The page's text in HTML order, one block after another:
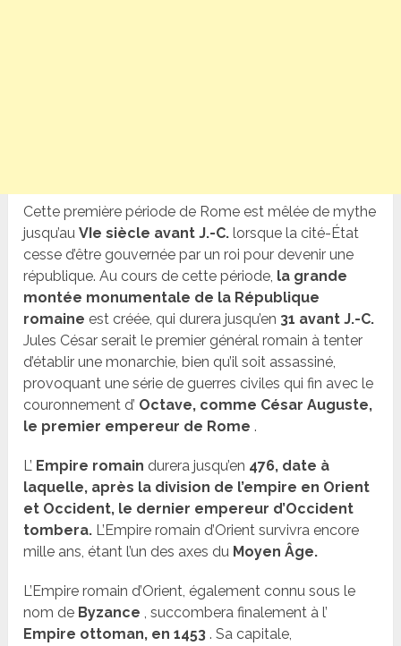
Cette première période de Rome est mêlée de mythe
jusqu’auVIe siècle avant J.-C. lorsque la cité-État
cesse d’être gouvernée par un roi pour devenir une
république. Au cours de cette période, la grande
montée monumentale de la République
romaine est créée, qui durera jusqu’en 31 avant J.-C.
Jules César serait le premier général romain à tenter
d’établir une monarchie, bien qu’il soit assassiné,
provoquant une série de guerres civiles qui fin avec le
couronnement d’ Octave, comme César Auguste,
le premier empereur de Rome .
L’ Empire romain durera jusqu’en 476, date à
laquelle, après la division de l’empire en Orient
et Occident, le dernier empereur d’Occident
tombera. L’Empire romain d’Orient survivra encore
mille ans, étant l’un des axes du Moyen Âge.
L’Empire romain d’Orient, également connu sous le
nom de Byzance , succombera finalement à l’
Empire ottoman, en 1453 . Sa capitale,